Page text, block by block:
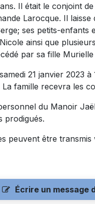
Il était le conjoint
Larocque. Il
ses petits-
ainsi que
par sa fille
21 janvier 2023
famille recevra les
du Manoir
prodigués.
peuvent être transmis
Écrire un message